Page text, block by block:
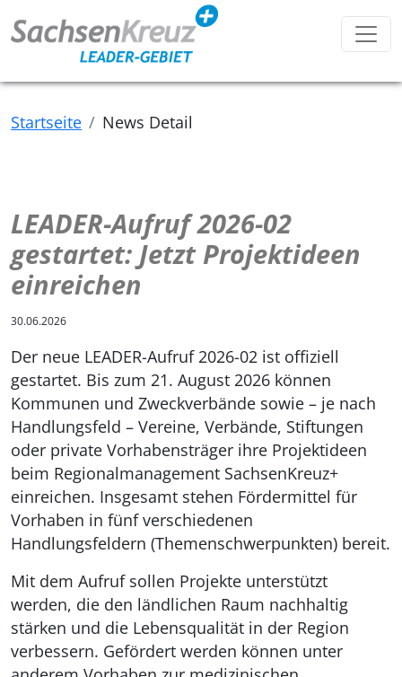
Startseite News Detail
LEADER-Aufruf 2026-02
gestartet: Jetzt Projektideen
einreichen
30.06.2026
Der neue LEADER-Aufruf 2026-02 ist offiziell
gestartet. Bis zum 21. August 2026 können
Kommunen und Zweckverbände sowie – je nach
Handlungsfeld – Vereine, Verbände, Stiftungen
oder private Vorhabensträger ihre Projektideen
beim Regionalmanagement SachsenKreuz+
einreichen. Insgesamt stehen Fördermittel für
Vorhaben in fünf verschiedenen
Handlungsfeldern (Themenschwerpunkten) bereit.
Mit dem Aufruf sollen Projekte unterstützt
werden, die den ländlichen Raum nachhaltig
stärken und die Lebensqualität in der Region
verbessern. Gefördert werden können unter